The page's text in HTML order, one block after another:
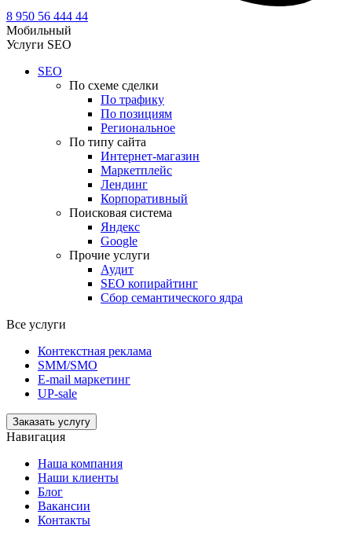
8 950 56 444 44
Мобильный
Услуги SEO
SEO
По схеме сделки
По трафику
По позициям
Региональное
По типу сайта
Интернет-магазин
Маркетплейс
Лендинг
Корпоративный
Поисковая система
Яндекс
Google
Прочие услуги
Аудит
SEO копирайтинг
Сбор семантического ядра
Все услуги
Контекстная реклама
SMM/SMO
E-mail маркетинг
UP-sale
Заказать услугу
Навигация
Наша компания
Наши клиенты
Блог
Вакансии
Контакты